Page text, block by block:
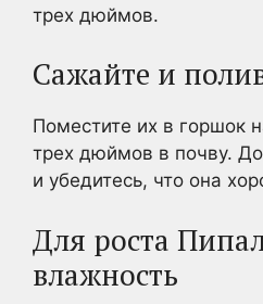
трех дюймов.
Сажайте и
Поместите их в горшок
трех дюймов в почву.
и убедитесь, что она
Для роста
влажность